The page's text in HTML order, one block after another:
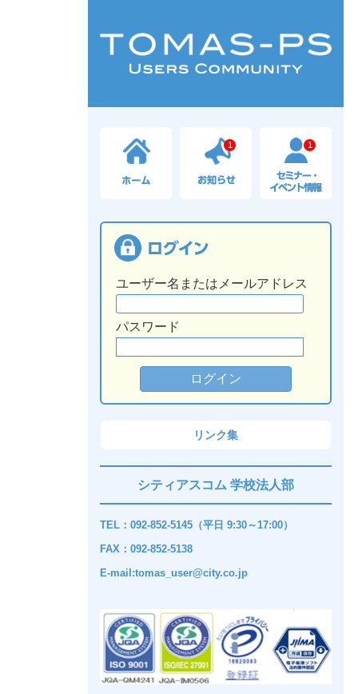
1 1
ユーザー名またはメールアドレス
パスワード
リンク集
シティアスコム 学校法人部
TEL：092-852-5145（平日 9:30～17:00）
FAX：092-852-5138
E-mail:tomas_user@city.co.jp